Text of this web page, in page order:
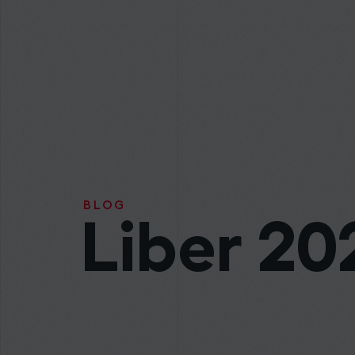
BLOG
Liber